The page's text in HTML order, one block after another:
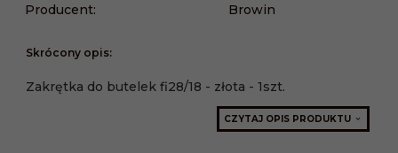
Producent:
Browin
Skrócony opis:
Zakrętka do butelek fi28/18 - złota - 1szt.
CZYTAJ OPIS PRODUKTU